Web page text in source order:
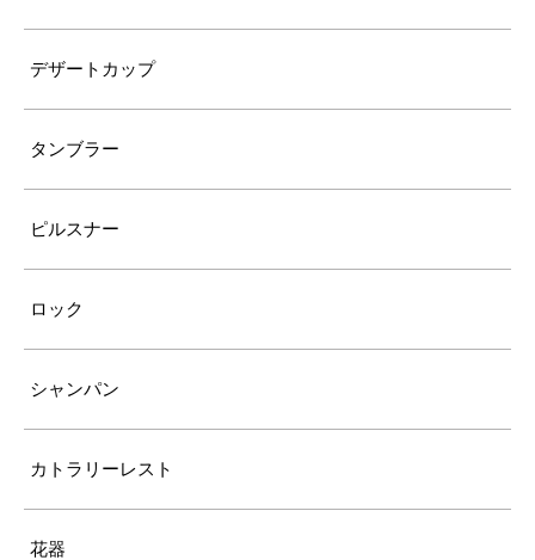
デザートカップ
タンブラー
ピルスナー
ロック
シャンパン
カトラリーレスト
花器